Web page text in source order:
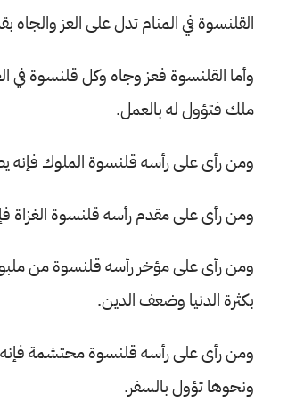
القلنسوة في المنام تدل على العز والجاه
وأما القلنسوة فعز وجاه وكل قلنسوة في
ملك فتؤول له بالعمل.
ومن رأى على رأسه قلنسوة الملوك فإنه
ومن رأى على مقدم رأسه قلنسوة الغزاة
ومن رأى على مؤخر رأسه قلنسوة من
بكثرة الدنيا وضعف الدين.
ومن رأى على رأسه قلنسوة محتشمة
ونحوها تؤول بالسفر.